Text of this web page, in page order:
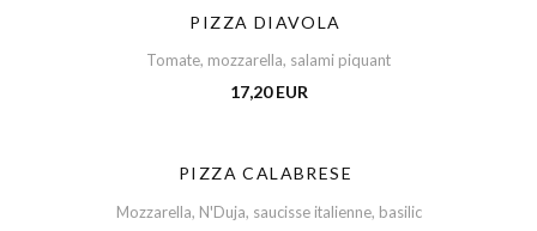
PIZZA DIAVOLA
Tomate, mozzarella, salami piquant
17,20 EUR
PIZZA CALABRESE
Mozzarella, N'Duja, saucisse italienne, basilic